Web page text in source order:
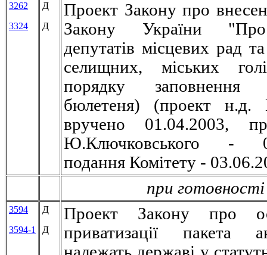
3262
3324
Д
Д
Проект Закону про
Закону України
депутатів місцевих рад
селищних, міських
порядку заповнення
бюлетеня) (проект н.д.
вручено 01.04.2003,
Ю.Ключковського -
подання Комітету -
при готовності
3594
3594-1
Д
Д
Проект Закону про
приватизації пакета